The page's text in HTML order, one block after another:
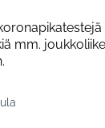
mm.
aihepiirin